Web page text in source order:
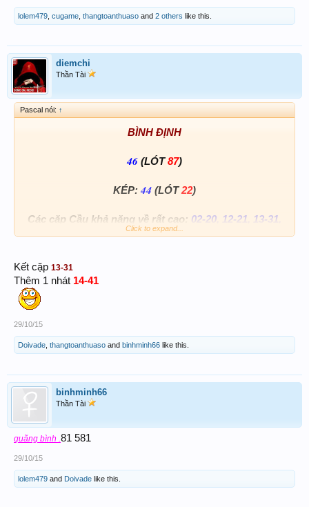
lolem479 cugame thangtoanthuaso and 2 others like this.
diemchi
Thần Tài
Pascal nói: ↑
BÌNH ĐỊNH
46 (LÓT87)
KÉP: 44 (LÓT22)
Các cặp Cầu khả năng về rất cao: 02-20, 12-21, 13-31,
68-86.
Click to expand...
Kết cặp 13-31
Thêm 1 nhát 14-41
29/10/15
Doivade thangtoanthuaso and binhminh66 like this.
binhminh66
Thần Tài
quãng bình .81 581
29/10/15
lolem479 and Doivade like this.